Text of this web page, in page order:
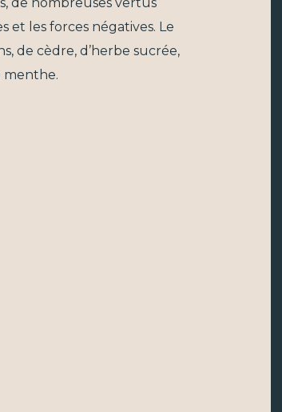
et les forces négatives. Le
de cèdre, d’herbe sucrée,
menthe.